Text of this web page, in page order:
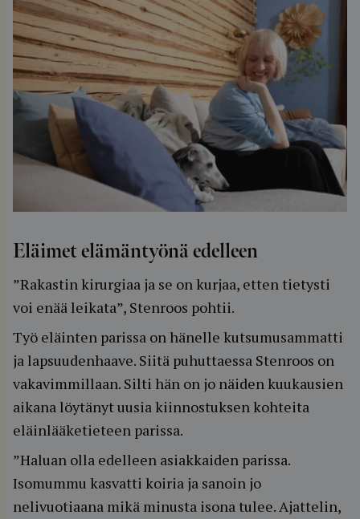
Eläimet elämäntyönä edelleen
”Rakastin kirurgiaa ja se on kurjaa, etten tietysti
voi enää leikata”, Stenroos pohtii.
Työ eläinten parissa on hänelle kutsumusammatti
ja lapsuudenhaave. Siitä puhuttaessa Stenroos on
vakavimmillaan. Silti hän on jo näiden kuukausien
aikana löytänyt uusia kiinnostuksen kohteita
eläinlääketieteen parissa.
”Haluan olla edelleen asiakkaiden parissa.
Isomummu kasvatti koiria ja sanoin jo
nelivuotiaana mikä minusta isona tulee. Ajattelin,